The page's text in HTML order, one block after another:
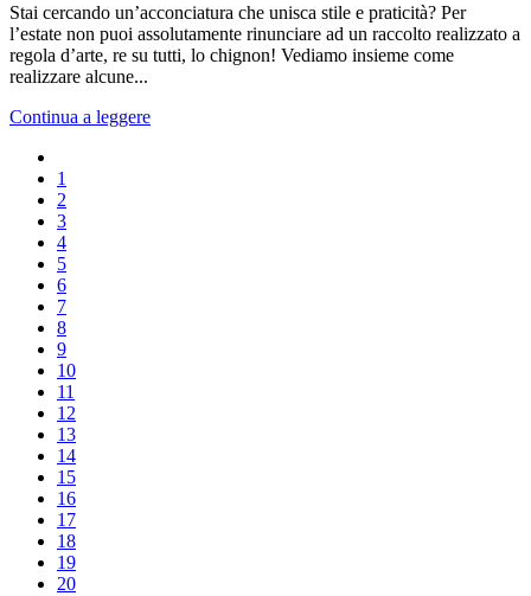
Stai cercando un’acconciatura che unisca stile e praticità? Per
l’estate non puoi assolutamente rinunciare ad un raccolto realizzato a
regola d’arte, re su tutti, lo chignon! Vediamo insieme come
realizzare alcune...
Continua a leggere
1
2
3
4
5
6
7
8
9
10
11
12
13
14
15
16
17
18
19
20